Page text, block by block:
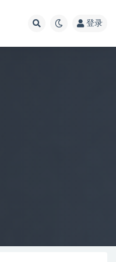
登录